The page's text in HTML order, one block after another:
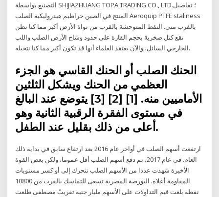
التصنيع بواسطة SHIJIAZHUANG TOPA TRADING CO., LTD.؛ تفاصيل
المنتج في الصين خراطيم هيدروليكية الصلب Aeroquip PTFE staliness
بالقرب مني. النقط المتوحشة بالقرب من نواة الأرض أكبر مما كنا نظن
تقع كتل صخرية بحجم القارة على حدود وشاح الأرض الصلب واللب
الخارجي السائل، والآن يعتقد العلماء أنها قد تكون أكبر مما كنا نتخيله.
الحنك الصلب أو الحنك القاسي هو الجزء
العظمي من الحنك ويشكل الثلثين
الأماميين منه. [1] [2] [3] يتوضع عند البالغ
في مستوى الفقرة الرقبية الثانية وهو
أعلى من ذلك بقليل عند الطفل.
ارتفعت أسهم الصلب في أواخر عام 2016 بعد ارتفاع سابق في بداية ذلك
العام. في عام 2017، تم دفع أسهم الصلب أقل عموما، ولكن بعض القوة
الأخيرة شهدت عددا من الأسهم الصلب تتحرك إلى أو كسر مستويات
المقاومة أعلاه. البورصة المصرية تسعى للتماسك بالقرب من 10800
نقطة بلغت قيم التداولات على الأسهم مليار جنيه تقريبً مصطفى طلعت